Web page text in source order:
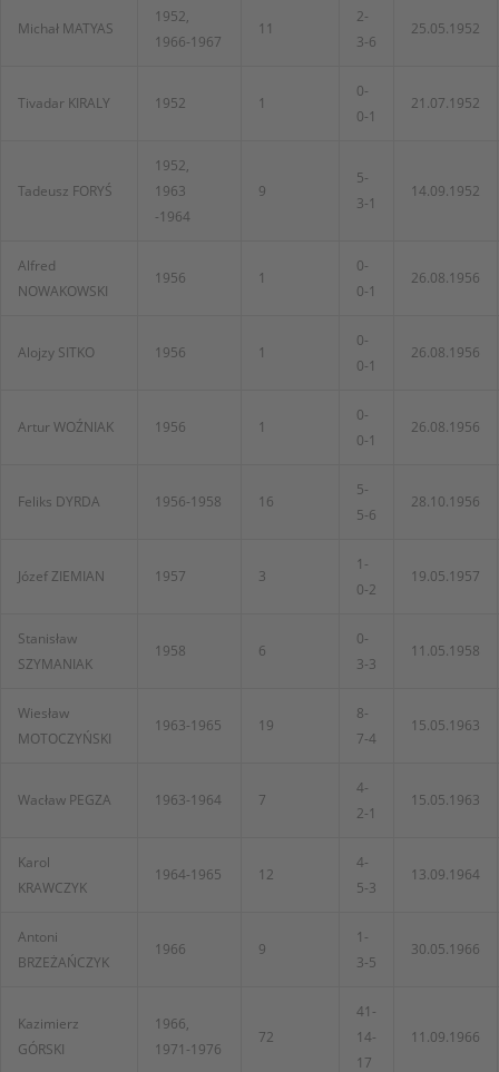
Michał MATYAS
1952,
1966-1967
11
2-
3-6
25.05.1952
Tivadar KIRALY 1952 1
0-
0-1
21.07.1952
Tadeusz FORYŚ
1952,
1963
-1964
9
5-
3-1
14.09.1952
Alfred
NOWAKOWSKI
1956 1
0-
0-1
26.08.1956
Alojzy SITKO 1956 1
0-
0-1
26.08.1956
Artur WOŹNIAK 1956 1
0-
0-1
26.08.1956
Feliks DYRDA 1956-1958 16
5-
5-6
28.10.1956
Józef ZIEMIAN 1957 3
1-
0-2
19.05.1957
Stanisław
SZYMANIAK
1958 6
0-
3-3
11.05.1958
Wiesław
MOTOCZYŃSKI
1963-1965 19
8-
7-4
15.05.1963
Wacław PEGZA 1963-1964 7
4-
2-1
15.05.1963
Karol
KRAWCZYK
1964-1965 12
4-
5-3
13.09.1964
Antoni
BRZEŻAŃCZYK
1966 9
1-
3-5
30.05.1966
Kazimierz
GÓRSKI
1966,
1971-1976
72
41-
14-
17
11.09.1966